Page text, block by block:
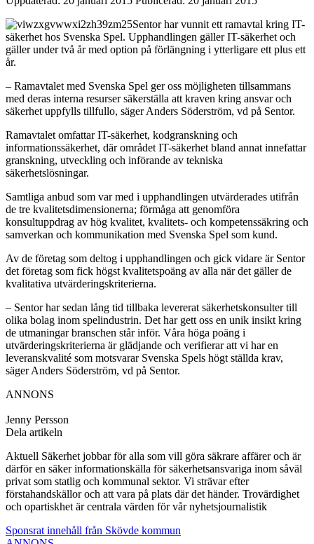
Sentor har vunnit ett ramavtal kring IT-
säkerhet hos Svenska Spel. Upphandlingen gäller IT-säkerhet och
gäller under två år med option på förlängning i ytterligare ett plus ett
år.
– Ramavtalet med Svenska Spel ger oss möjligheten tillsammans
med deras interna resurser säkerställa att kraven kring ansvar och
säkerhet uppfylls tillfullo, säger Anders Söderström, vd på Sentor.
Ramavtalet omfattar IT-säkerhet, kodgranskning och
informationssäkerhet, där området IT-säkerhet bland annat innefattar
granskning, utveckling och införande av tekniska
säkerhetslösningar.
Samtliga anbud som var med i upphandlingen utvärderades utifrån
de tre kvalitetsdimensionerna; förmåga att genomföra
konsultuppdrag av hög kvalitet, kvalitets- och kompetenssäkring och
samverkan och kommunikation med Svenska Spel som kund.
Av de företag som deltog i upphandlingen och gick vidare är Sentor
det företag som fick högst kvalitetspoäng av alla när det gäller de
kvalitativa utvärderingskriterierna.
– Sentor har sedan lång tid tillbaka levererat säkerhetskonsulter till
olika bolag inom spelindustrin. Det har gett oss en unik insikt kring
de utmaningar branschen står inför. Våra höga poäng i
utvärderingskriterierna är glädjande och verifierar att vi har en
leveranskvalité som motsvarar Svenska Spels högt ställda krav,
säger Anders Söderström, vd på Sentor.
ANNONS
Jenny Persson
Dela artikeln
Aktuell Säkerhet jobbar för alla som vill göra säkrare affärer och är
därför en säker informationskälla för säkerhetsansvariga inom såväl
privat som statlig och kommunal sektor. Vi strävar efter
förstahandskällor och att vara på plats där det händer. Trovärdighet
och opartiskhet är centrala värden för vår nyhetsjournalistik
Sponsrat innehåll från Skövde kommun